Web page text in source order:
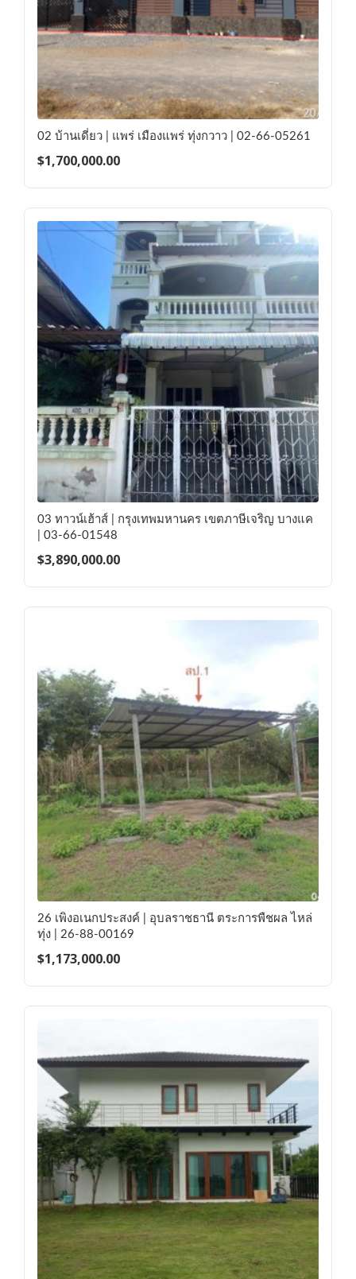
02 บ้านเดี่ยว | แพร่ เมืองแพร่ ทุ่งกวาว | 02-66-05261
$1,700,000.00
03 ทาวน์เฮ้าส์ | กรุงเทพมหานคร เขตภาษีเจริญ บางแค
| 03-66-01548
$3,890,000.00
26 เพิงอเนกประสงค์ | อุบลราชธานี ตระการพืชผล ไหล่
ทุ่ง | 26-88-00169
$1,173,000.00